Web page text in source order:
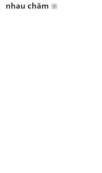
nhau chăm